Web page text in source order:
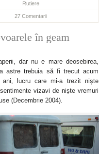
Rutiere
27 Comentarii
în geam
dar nu e mare deosebirea,
astre trebuia să fi trecut acum
ani, lucru care mi-a trezit niște
vizavi de niște vremuri
(Decembrie 2004).